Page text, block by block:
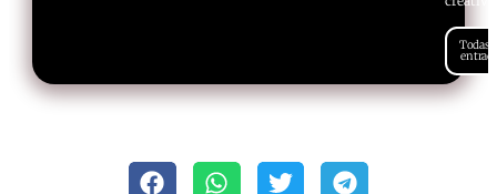
Todas